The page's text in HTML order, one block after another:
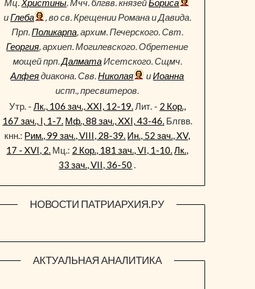
Мц.Христины. Мчч. блгвв. князейБориса
иГлеба
, во св. Крещении Романа и Давида.
Прп.Поликарпа, архим. Печерского. Свт.
Георгия, архиеп. Могилевского. Обретение
мощей прп.ДалматаИсетского. Сщмч.
Алфеядиакона. Свв.Николая иИоанна
испп., пресвитеров.
Утр. - Лк., 106 зач., XXI, 12-19.Лит. - 2 Кор.,
167 зач., I, 1-7. Мф., 88 зач., XXI, 43-46.Блгвв.
кнн.: Рим., 99 зач., VIII, 28-39. Ин., 52 зач., XV,
17 - XVI, 2. Мц.: 2 Кор., 181 зач., VI, 1-10.Лк.,
33 зач., VII, 36-50 .
НОВОСТИ ПАТРИАРХИЯ.РУ
АКТУАЛЬНАЯ АНАЛИТИКА